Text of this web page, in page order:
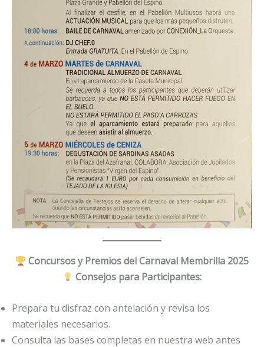
Concursos y Premios del Carnaval Membrilla 2025
Consejos para Participantes:
Prepara tu disfraz con antelación y revisa los
materiales necesarios.
Consulta las bases completas en nuestra web antes